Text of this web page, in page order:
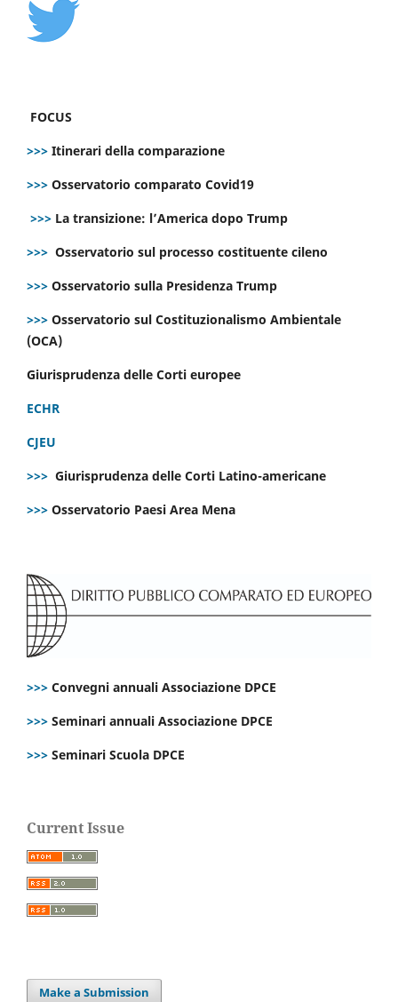
FOCUS
>>> Itinerari della comparazione
>>> Osservatorio comparato Covid19
>>> La transizione: l’America dopo Trump
>>> Osservatorio sul processo costituente cileno
>>> Osservatorio sulla Presidenza Trump
>>> Osservatorio sul Costituzionalismo Ambientale
(OCA)
Giurisprudenza delle Corti europee
ECHR
CJEU
>>> Giurisprudenza delle Corti Latino-americane
>>> Osservatorio Paesi Area Mena
>>> Convegni annuali Associazione DPCE
>>> Seminari annuali Associazione DPCE
>>> Seminari Scuola DPCE
Current Issue
Make a Submission